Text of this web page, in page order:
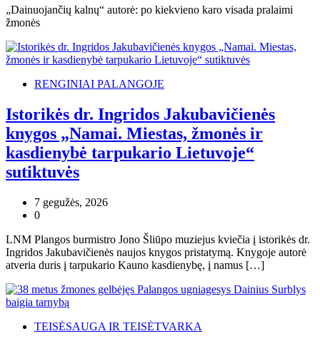
„Dainuojančių kalnų“ autorė: po kiekvieno karo visada pralaimi
žmonės
RENGINIAI PALANGOJE
Istorikės dr. Ingridos Jakubavičienės
knygos „Namai. Miestas, žmonės ir
kasdienybė tarpukario Lietuvoje“
sutiktuvės
7 gegužės, 2026
0
LNM Plangos burmistro Jono Šliūpo muziejus kviečia į istorikės dr.
Ingridos Jakubavičienės naujos knygos pristatymą. Knygoje autorė
atveria duris į tarpukario Kauno kasdienybę, į namus […]
TEISĖSAUGA IR TEISĖTVARKA